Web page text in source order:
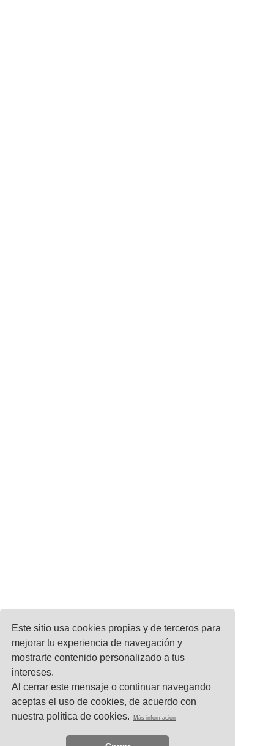
Este sitio usa cookies propias y de terceros para
mejorar tu experiencia de navegación y
mostrarte contenido personalizado a tus
intereses.
Al cerrar este mensaje o continuar navegando
aceptas el uso de cookies, de acuerdo con
nuestra política de cookies.
Más información